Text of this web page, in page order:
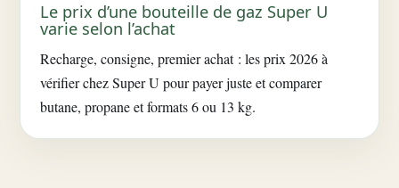
Le prix d’une bouteille de gaz Super U
varie selon l’achat
Recharge, consigne, premier achat : les prix 2026 à
vérifier chez Super U pour payer juste et comparer
butane, propane et formats 6 ou 13 kg.